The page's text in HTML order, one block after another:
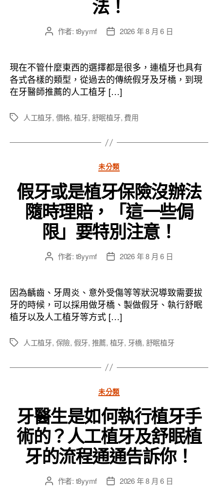
法！
文
者
作者: t8yymf
文
佈
日
期
2026 年 8 月 6 日
現在不管什麼東西的選擇都是很多，連植牙也具有
各式各樣的類型，從過去的傳統假牙及牙橋，到現
在牙醫師推薦的人工植牙 […]
標
人工植牙, 價格, 植牙, 舒眠植牙, 費用
分
類
未分類
假牙或是植牙保險沒辦法
隨時理賠，「這一些侷
限」要特別注意！
文
者
作者: t8yymf
文
佈
日
期
2026 年 8 月 6 日
因為齲齒、牙周炎、意外受傷等等狀況導致需要拔
牙的時候，可以採用做牙橋、製做假牙、執行舒眠
植牙以及人工植牙等方式 […]
標
人工植牙, 保險, 假牙, 推薦, 植牙, 牙橋, 舒眠植牙
分
類
未分類
牙醫生是如何執行植牙手
術的？人工植牙及舒眠植
牙的流程通通告訴你！
文 作者: t8yymf
文 2026 年 8 月 6 日